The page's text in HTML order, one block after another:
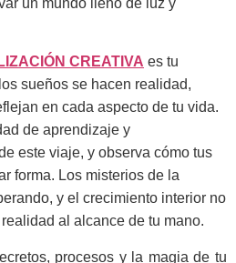
un mundo lleno de luz y
CREATIVA es tu
sueños se hacen realidad,
en cada aspecto de tu vida.
de aprendizaje y
este viaje, y observa cómo tus
forma. Los misterios de la
y el crecimiento interior no
al alcance de tu mano.
procesos y la magia de tu